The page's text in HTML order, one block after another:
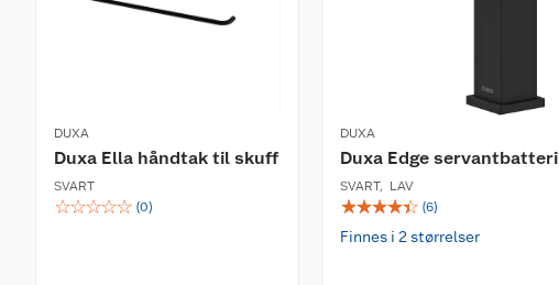
DUXA
Duxa Ella håndtak til skuff
SVART
☆☆☆☆☆ (0)
DUXA
Duxa Edge servantbatteri
SVART, LAV
☆☆☆☆☆ (6)
Finnes i 2 størrelser